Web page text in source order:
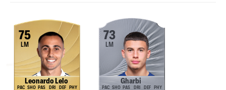
75
LM
Leonardo Lelo
73
LM
Gharbi